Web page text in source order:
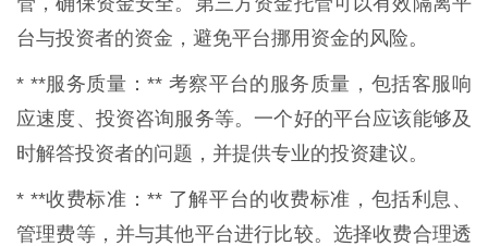
台与投资者的资金，避免平台挪用资金的风险。
* **服务质量：** 考察平台的服务质量，包括客服响
应速度、投资咨询服务等。一个好的平台应该能够及
时解答投资者的问题，并提供专业的投资建议。
* **收费标准：** 了解平台的收费标准，包括利息、
管理费等，并与其他平台进行比较。选择收费合理透